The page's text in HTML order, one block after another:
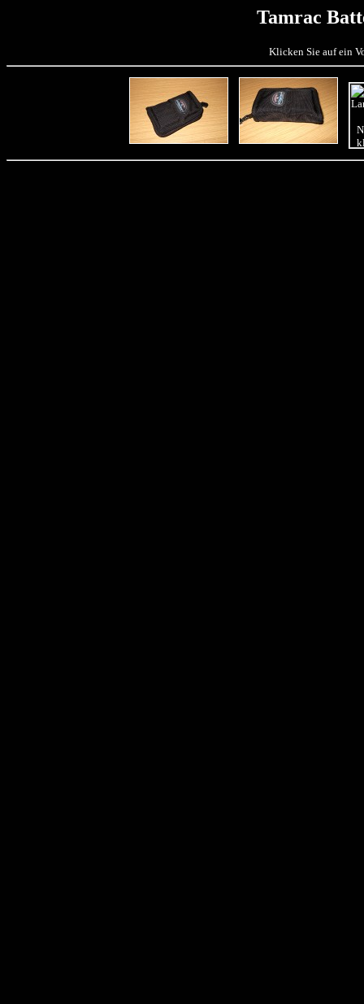
Tamrac
Klicken Sie auf ein